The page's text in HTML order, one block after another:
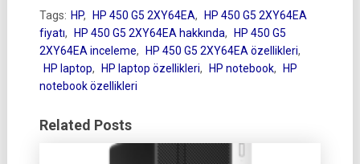
Tags: HP, HP 450 G5 2XY64EA,
HP 450 G5 2XY64EA
fiyatı, HP 450 G5 2XY64EA hakkında,
HP 450 G5
2XY64EA inceleme, HP 450 G5 2XY64EA özellikleri,
HP laptop, HP laptop özellikleri, HP notebook,
HP
notebook özellikleri
Related Posts